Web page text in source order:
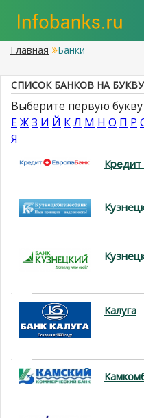
Главная Банки
СПИСОК БАНКОВ НА
Выберите первую
ЕЖЗ И Й КЛ М Н О П Р
Я
Кредит
Калуга